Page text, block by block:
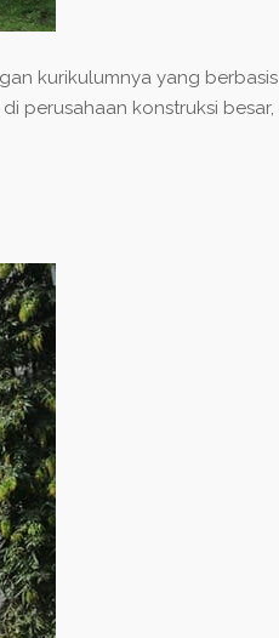
kurikulumnya yang berbasis
perusahaan konstruksi besar,